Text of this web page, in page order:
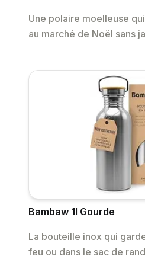
Une polaire moelleuse
au marché de Noël sans
Bambaw 1l Gourde
La bouteille inox qui
feu ou dans le sac de